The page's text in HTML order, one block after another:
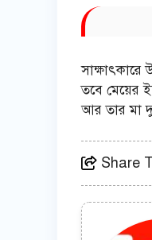
সাক্ষাৎকারে
তবে মেয়ের
আর তার মা
Share